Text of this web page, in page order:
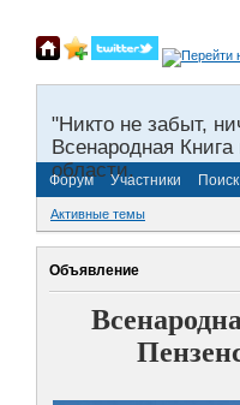
"Никто не забыт,
Всенародная
области.
Форум Участники Поиск
Активные темы
Объявление